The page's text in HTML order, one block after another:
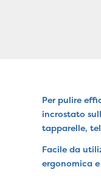
Per pulire
incrostato
tapparelle,
Facile da
ergonomica